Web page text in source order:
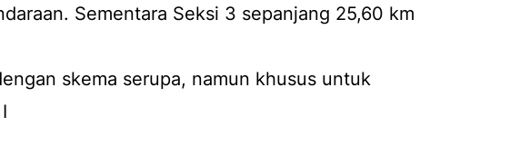
Sementara Seksi 3 sepanjang 25,60 km
skema serupa, namun khusus untuk